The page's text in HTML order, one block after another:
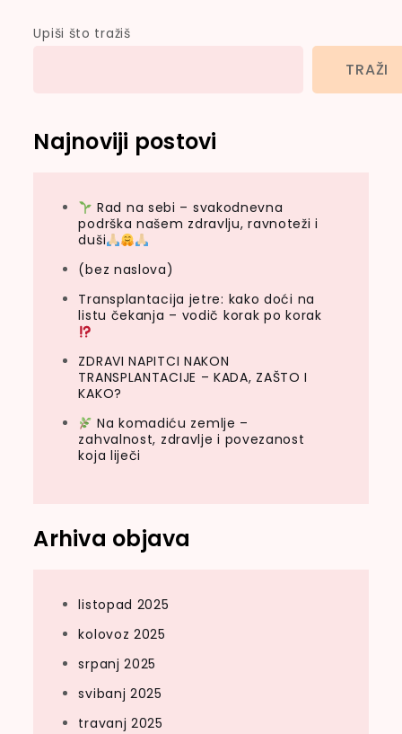
Upiši što tražiš
TRAŽI
Najnoviji postovi
Rad na sebi – svakodnevna
podrška našem zdravlju, ravnoteži i
duši
(bez naslova)
Transplantacija jetre: kako doći na
listu čekanja – vodič korak po korak
ZDRAVI NAPITCI NAKON
TRANSPLANTACIJE – KADA, ZAŠTO I
KAKO?
Na komadiću zemlje –
zahvalnost, zdravlje i povezanost
koja liječi
Arhiva objava
listopad 2025
kolovoz 2025
srpanj 2025
svibanj 2025
travanj 2025